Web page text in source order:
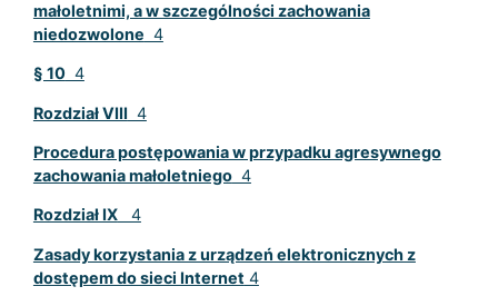
małoletnimi, a w szczególności zachowania
niedozwolone 4
§ 104
Rozdział VIII4
Procedura postępowania w przypadku agresywnego
zachowania małoletniego4
Rozdział IX4
Zasady korzystania z urządzeń elektronicznych z
dostępem do sieci Internet 4